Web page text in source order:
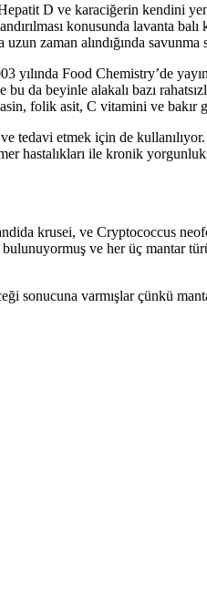
D ve karaciğerin
konusunda lavanta
zaman alındığında
Food Chemistry’de
da beyinle alakalı bazı
folik asit, C vitamini ve bakır
tedavi etmek için de
hastalıkları ile kronik
krusei, ve Cryptococcus
ve her üç mantar
sonucuna varmışlar çünkü